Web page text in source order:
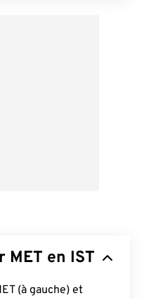
en IST
(à gauche) et